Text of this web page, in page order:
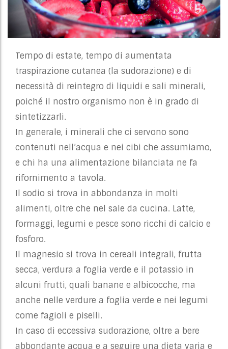
Tempo di estate, tempo di aumentata
traspirazione cutanea (la sudorazione) e di
necessità di reintegro di liquidi e sali minerali,
poiché il nostro organismo non è in grado di
sintetizzarli.
In generale, i minerali che ci servono sono
contenuti nell’acqua e nei cibi che assumiamo,
e chi ha una alimentazione bilanciata ne fa
rifornimento a tavola.
Il sodio si trova in abbondanza in molti
alimenti, oltre che nel sale da cucina. Latte,
formaggi, legumi e pesce sono ricchi di calcio e
fosforo.
Il magnesio si trova in cereali integrali, frutta
secca, verdura a foglia verde e il potassio in
alcuni frutti, quali banane e albicocche, ma
anche nelle verdure a foglia verde e nei legumi
come fagioli e piselli.
In caso di eccessiva sudorazione, oltre a bere
abbondante acqua e a seguire una dieta varia e